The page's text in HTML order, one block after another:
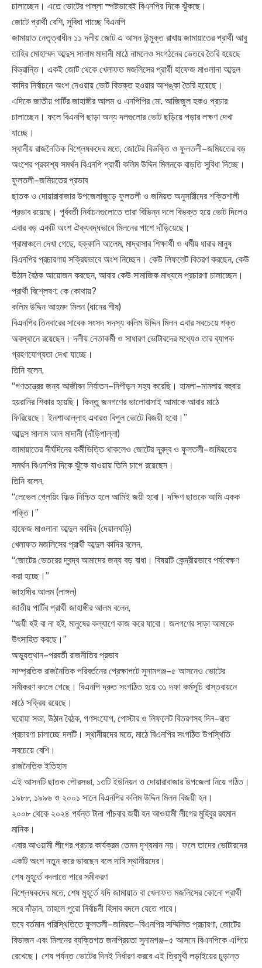
চালাচ্ছেন। এতে ভোটের পাল্লা স্পষ্টভাবেই বিএনপির দিকে ঝুঁকছে।
জোটে প্রার্থী বেশি, সুবিধা পাচ্ছে বিএনপি
জামায়াত নেতৃত্বাধীন ১১ দলীয় জোট এ আসন উন্মুক্ত রাখায় জামায়াতের প্রার্থী আবু
তাহির মোহাম্মদ আব্দুস সালাম মাদানী মাঠে নামলেও সংগঠনের ভেতরে তৈরি হয়েছে
বিভ্রান্তি। একই জোট থেকে খেলাফত মজলিসের প্রার্থী হাফেজ মাওলানা আব্দুল
কাদির নির্বাচনে অংশ নেওয়ায় ভোট বিভক্ত হওয়ার আশঙ্কা তৈরি হয়েছে।
এদিকে জাতীয় পার্টির জাহাঙ্গীর আলম ও এনপিপির মো. আজিজুল হকও প্রচার
চালাচ্ছেন। ফলে বিএনপি ছাড়া অন্য দলগুলোর ভোট ছড়িয়ে পড়ার লক্ষণ দেখা
যাচ্ছে।
স্থানীয় রাজনৈতিক বিশ্লেষকদের মতে, জোটের বিভক্তি ও ফুলতলী–জমিয়তের বড়
অংশের প্রকাশ্য সমর্থন বিএনপি প্রার্থী কলিম উদ্দিন মিলনকে বাড়তি সুবিধা দিচ্ছে।
ফুলতলী–জমিয়তের প্রভাব
ছাতক ও দোয়ারাবাজার উপজেলাজুড়ে ফুলতলী ও জমিয়ত অনুসারীদের শক্তিশালী
প্রভাব রয়েছে। পূর্ববর্তী নির্বাচনগুলোতে তারা বিভিন্ন দলে বিভক্ত হয়ে ভোট দিলেও
এবার বড় একটি অংশ ঐক্যবদ্ধভাবে মিলনের পাশে দাঁড়িয়েছে।
গ্রামাঞ্চলে দেখা গেছে, হক্কানি আলেম, মাদ্রাসার শিক্ষার্থী ও ধর্মীয় ধারার মানুষ
বিএনপির প্রচারণায় সক্রিয়ভাবে অংশ নিচ্ছেন। কেউ লিফলেট বিতরণ করছেন, কেউ
উঠান বৈঠক আয়োজন করছেন, আবার কেউ সামাজিক মাধ্যমে প্রচারণা চালাচ্ছেন।
প্রার্থী বিশ্লেষণ: কে কোথায়?
কলিম উদ্দিন আহমদ মিলন (ধানের শীষ)
বিএনপির তিনবারের সাবেক সংসদ সদস্য কলিম উদ্দিন মিলন এবার সবচেয়ে শক্ত
অবস্থানে রয়েছেন। দলীয় নেতাকর্মী ও সাধারণ ভোটারদের মধ্যেও তার ব্যাপক
গ্রহণযোগ্যতা দেখা যাচ্ছে।
তিনি বলেন,
“গণতন্ত্রের জন্য আজীবন নির্যাতন–নিপীড়ন সহ্য করেছি। হামলা–মামলায় বহুবার
হয়রানির শিকার হয়েছি। কিন্তু জনগণের ভালোবাসাই আমাকে আবার মাঠে
ফিরিয়েছে। ইনশাআল্লাহ এবারও বিপুল ভোটে বিজয়ী হবো।”
আব্দুস সালাম আল মাদানী (দাঁড়িপাল্লা)
জামায়াতের দীর্ঘদিনের কর্মীভিত্তি থাকলেও জোটের দ্বন্দ্ব ও ফুলতলী–জমিয়তের
সমর্থন বিএনপির দিকে ঝুঁকে যাওয়ায় তিনি চাপে রয়েছেন।
তিনি বলেন,
“লেভেল প্লেয়িং ফিল্ড নিশ্চিত হলে আমিই জয়ী হবো। দক্ষিণ ছাতকে আমি একক
শক্তি।”
হাফেজ মাওলানা আব্দুল কাদির (দেয়ালঘড়ি)
খেলাফত মজলিসের প্রার্থী আব্দুল কাদির বলেন,
“জোটের ভেতরের দ্বন্দ্ব আমাদের জন্য বড় বাধা। বিষয়টি কেন্দ্রীয়ভাবে পর্যবেক্ষণ
করা হচ্ছে।”
জাহাঙ্গীর আলম (লাঙ্গল)
জাতীয় পার্টির প্রার্থী জাহাঙ্গীর আলম বলেন,
“জয়ী হই বা না হই, মানুষের কল্যাণে কাজ করে যাবো। জনগণের সাড়া আমাকে
উৎসাহিত করছে।”
অভ্যুত্থান–পরবর্তী রাজনীতির প্রভাব
সাম্প্রতিক রাজনৈতিক পরিবর্তনের প্রেক্ষাপটে সুনামগঞ্জ–৫ আসনেও ভোটের
সমীকরণ বদলে গেছে। বিএনপি দ্রুত সংগঠিত হয়ে ৩১ দফা কর্মসূচি বাস্তবায়নে
মাঠে সক্রিয় রয়েছে।
ঘরোয়া সভা, উঠান বৈঠক, গণসংযোগ, পোস্টার ও লিফলেট বিতরণসহ দিন–রাত
প্রচারণা চালাচ্ছে দলটি। স্থানীয়দের মতে, মাঠে বিএনপির সংগঠিত উপস্থিতি
সবচেয়ে বেশি।
রাজনৈতিক ইতিহাস
এই আসনটি ছাতক পৌরসভা, ১৩টি ইউনিয়ন ও দোয়ারাবাজার উপজেলা নিয়ে গঠিত।
১৯৮৮, ১৯৯৬ ও ২০০১ সালে বিএনপির কলিম উদ্দিন মিলন বিজয়ী হন।
২০০৮ থেকে ২০২৪ পর্যন্ত টানা পাঁচবার জয়ী হন আওয়ামী লীগের মুহিবুর রহমান
মানিক।
এবার আওয়ামী লীগের প্রচার কার্যক্রম তেমন দৃশ্যমান নয়। ফলে তাদের ভোটারদের
একটি অংশ নতুন করে ভাবছেন বলে দাবি স্থানীয়দের।
শেষ মুহূর্তে বদলাতে পারে সমীকরণ
বিশ্লেষকদের মতে, শেষ মুহূর্তে যদি জামায়াত বা খেলাফত মজলিসের কোনো প্রার্থী
সরে দাঁড়ান, তাহলে পুরো নির্বাচনী হিসাব বদলে যেতে পারে।
তবে বর্তমান পরিস্থিতিতে ফুলতলী–জমিয়ত–বিএনপির সম্মিলিত প্রচারণা, জোটের
বিভাজন এবং মিলনের ব্যক্তিগত জনপ্রিয়তা সুনামগঞ্জ–৫ আসনে বিএনপিকে এগিয়ে
রেখেছে। শেষ পর্যন্ত ভোটের দিনই নির্ধারণ করবে এই ত্রিমুখী লড়াইয়ের চূড়ান্ত